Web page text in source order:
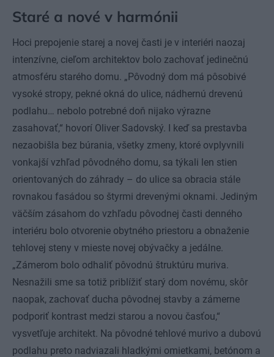
Staré a nové v harmónii
Hoci prepojenie starej a novej časti je v interiéri naozaj
intenzívne, cieľom architektov bolo zachovať jedinečnú
atmosféru starého domu. „Pôvodný dom má pôsobivé
vysoké stropy, pekné okná do ulice, nádhernú drevenú
podlahu… nebolo potrebné doň nijako výrazne
zasahovať,“ hovorí Oliver Sadovský. I keď sa prestavba
nezaobišla bez búrania, všetky zmeny, ktoré ovplyvnili
vonkajší vzhľad pôvodného domu, sa týkali len stien
orientovaných do záhrady – do ulice sa obracia stále
rovnakou fasádou so štyrmi drevenými oknami. Jediným
väčším zásahom do vzhľadu pôvodnej časti denného
interiéru bolo otvorenie obytného priestoru a obnaženie
tehlovej steny v mieste novej obývačky a jedálne.
„Zámerom bolo odhaliť pôvodnú štruktúru muriva.
Nesnažili sme sa totiž priblížiť starý dom novému, skôr
naopak, zachovať ducha pôvodnej stavby a zámerne
podporiť kontrast medzi starou a novou časťou,“
vysvetľuje architekt. Na pôvodné tehlové murivo a dubovú
podlahu preto nadviazali hladkými omietkami, betónom a